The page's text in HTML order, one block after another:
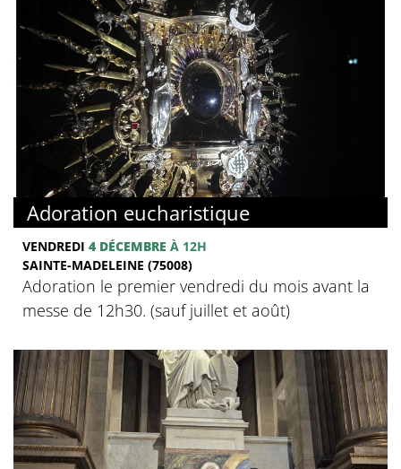
Adoration eucharistique
VENDREDI 4 DÉCEMBRE À 12H
SAINTE-MADELEINE (75008)
Adoration le premier vendredi du mois avant la
messe de 12h30. (sauf juillet et août)